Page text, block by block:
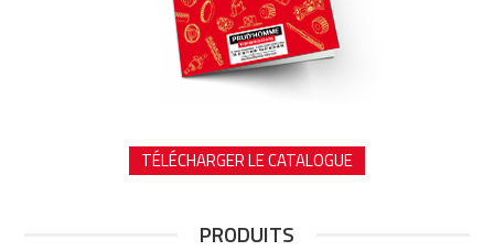
TÉLÉCHARGER LE CATALOGUE
PRODUITS